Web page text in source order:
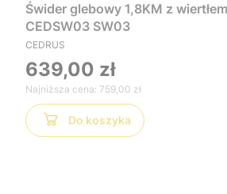
Świder glebowy 1,8KM z
CEDSW03 SW03
CEDRUS
639,00 zł
Najniższa cena: 759,00 zł
Do koszyka